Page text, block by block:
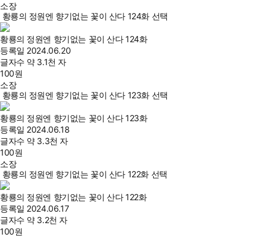
소장
황룡의 정원엔 향기없는 꽃이 산다 124화 선택
황룡의 정원엔 향기없는 꽃이 산다 124화
등록일 2024.06.20
글자수 약 3.1천 자
100원
소장
황룡의 정원엔 향기없는 꽃이 산다 123화 선택
황룡의 정원엔 향기없는 꽃이 산다 123화
등록일 2024.06.18
글자수 약 3.3천 자
100원
소장
황룡의 정원엔 향기없는 꽃이 산다 122화 선택
황룡의 정원엔 향기없는 꽃이 산다 122화
등록일 2024.06.17
글자수 약 3.2천 자
100원